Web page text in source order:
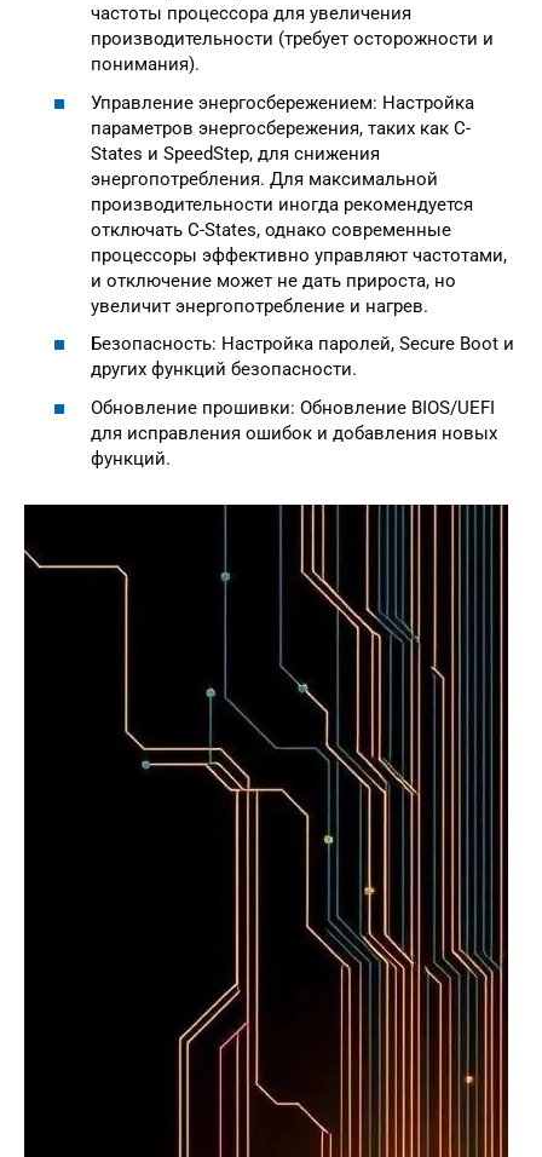
частоты процессора для увеличения
производительности (требует осторожности и
понимания).
Управление энергосбережением: Настройка
параметров энергосбережения, таких как C-
States и SpeedStep, для снижения
энергопотребления. Для максимальной
производительности иногда рекомендуется
отключать C-States, однако современные
процессоры эффективно управляют частотами,
и отключение может не дать прироста, но
увеличит энергопотребление и нагрев.
Безопасность: Настройка паролей, Secure Boot и
других функций безопасности.
Обновление прошивки: Обновление BIOS/UEFI
для исправления ошибок и добавления новых
функций.